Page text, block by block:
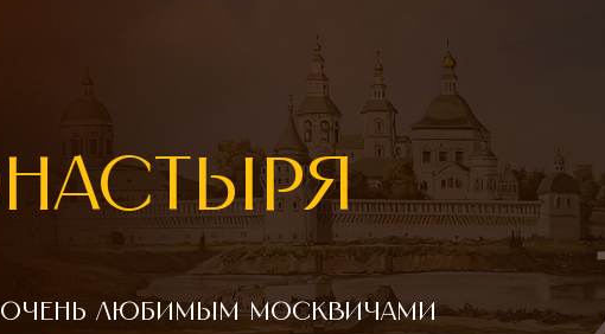
очень любимым москвичами